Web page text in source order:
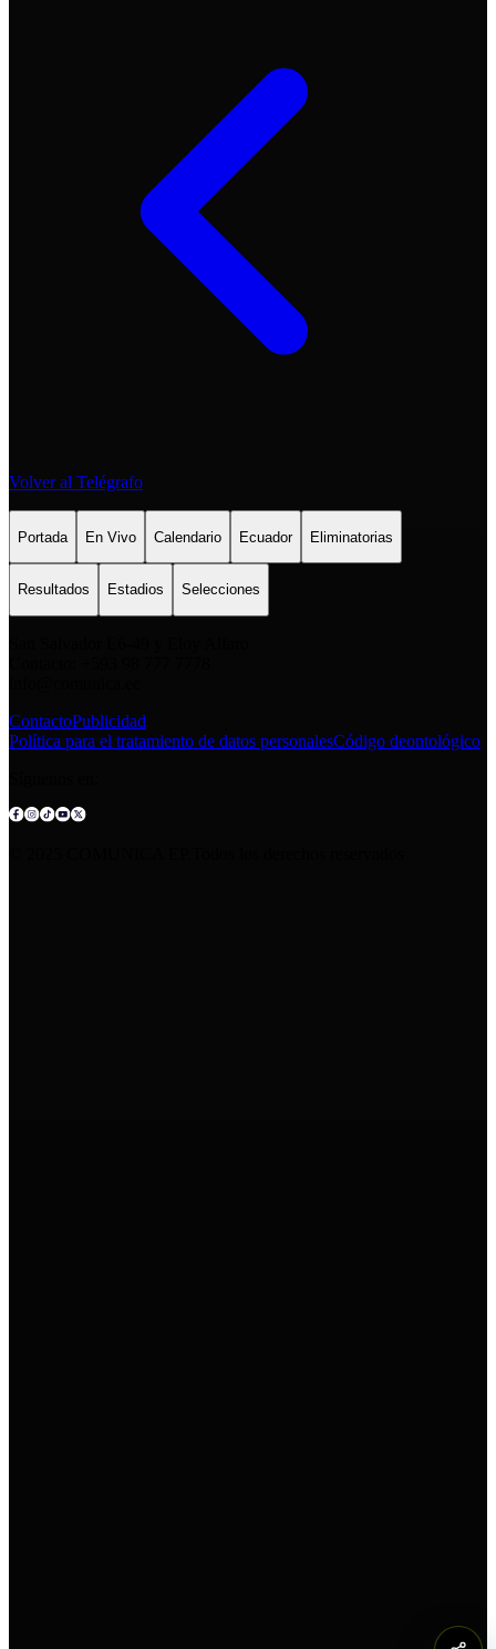
Volver al Telégrafo
Portada En Vivo Calendario Ecuador Eliminatorias
Resultados Estadios Selecciones
ContactoPublicidad
Política para el tratamiento de datos personalesCódigo deontológico